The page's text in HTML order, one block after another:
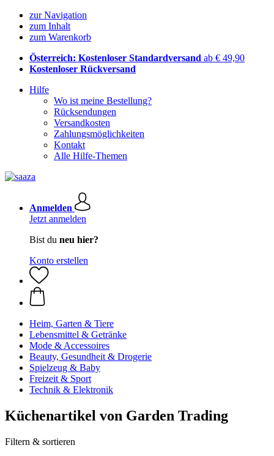
zur Navigation
zum Inhalt
zum Warenkorb
Österreich: Kostenloser Standardversand ab € 49,90
Kostenloser Rückversand
Hilfe
Wo ist meine Bestellung?
Rücksendungen
Versandkosten
Zahlungsmöglichkeiten
Kontakt
Alle Hilfe-Themen
Anmelden
Jetzt anmelden
Bist du neu hier?
Konto erstellen
Heim, Garten & Tiere
Lebensmittel & Getränke
Mode & Accessoires
Beauty, Gesundheit & Drogerie
Spielzeug & Baby
Freizeit & Sport
Technik & Elektronik
Küchenartikel von Garden Trading
Filtern & sortieren